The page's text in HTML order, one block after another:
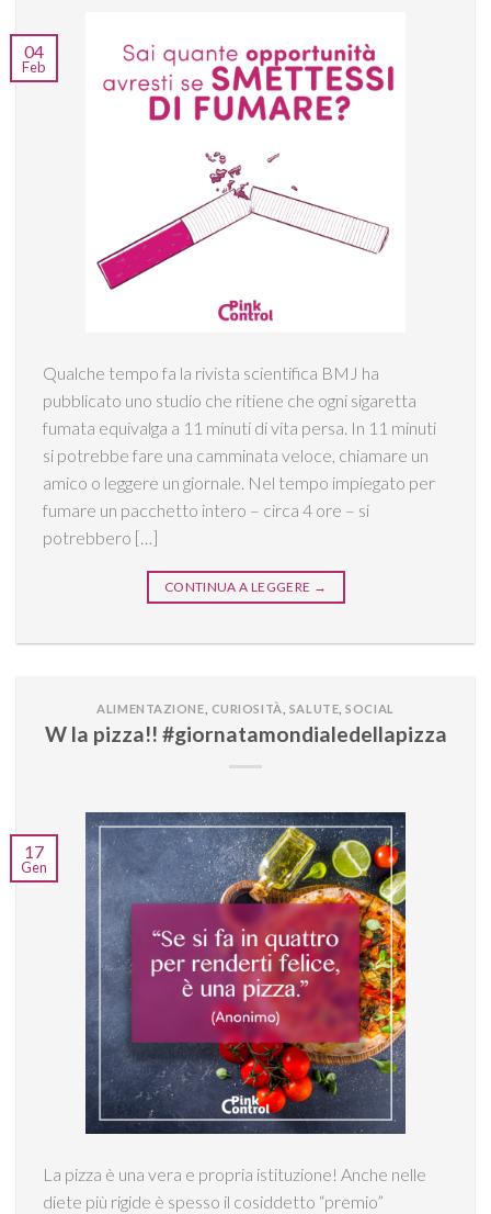
04
Feb
Qualche tempo fa la rivista scientifica BMJ ha
pubblicato uno studio che ritiene che ogni sigaretta
fumata equivalga a 11 minuti di vita persa. In 11 minuti
si potrebbe fare una camminata veloce, chiamare un
amico o leggere un giornale. Nel tempo impiegato per
fumare un pacchetto intero – circa 4 ore – si
potrebbero […]
CONTINUA A LEGGERE →
ALIMENTAZIONE CURIOSITÀ SALUTE ,SOCIAL
W la pizza!! #giornatamondialedellapizza
17
Gen
La pizza è una vera e propria istituzione! Anche nelle
diete più rigide è spesso il cosiddetto “premio”